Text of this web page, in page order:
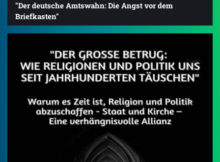
"Der deutsche Amtswahn: Die Angst vor dem
Briefkasten"